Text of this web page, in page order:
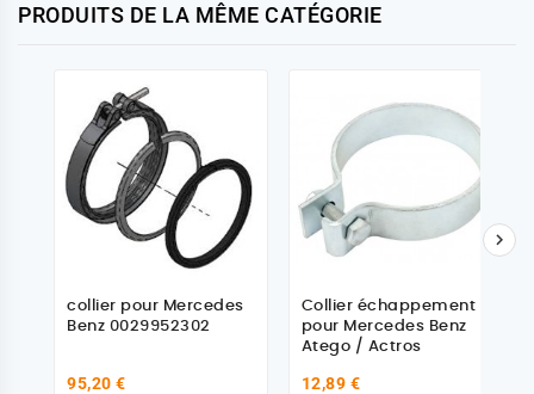
PRODUITS DE LA MÊME CATÉGORIE
collier pour Mercedes
Benz 0029952302
95,20 €
Collier échappement
pour Mercedes Benz
Atego / Actros
12,89 €
